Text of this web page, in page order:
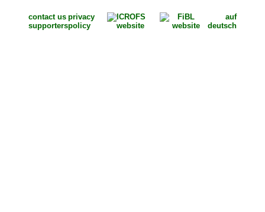
contact us
supporters
privacy
policy
auf
deutsch